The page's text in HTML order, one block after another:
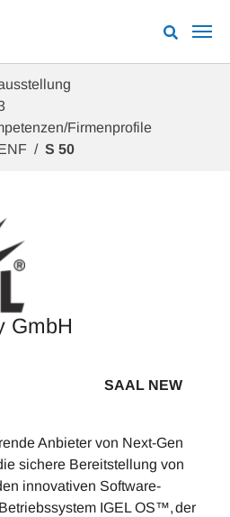
Firmenprofile
S 50
GmbH
S 50
NEW
Anbieter von Next-Gen
sichere Bereitstellung von
innovativen Software-
IGEL OS™, der